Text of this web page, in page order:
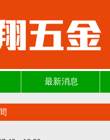
最新消息